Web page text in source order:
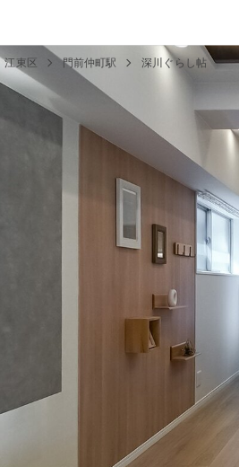
江東区 門前仲町駅 深川ぐらし帖